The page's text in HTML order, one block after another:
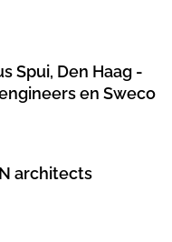
Spui, Den Haag -
en Sweco
architects